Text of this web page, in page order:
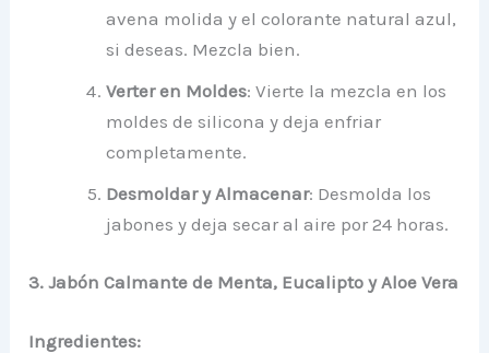
avena molida y el colorante natural azul,
si deseas. Mezcla bien.
Verter en Moldes: Vierte la mezcla en los
moldes de silicona y deja enfriar
completamente.
Desmoldar y Almacenar: Desmolda los
jabones y deja secar al aire por 24 horas.
3. Jabón Calmante de Menta, Eucalipto y Aloe Vera
Ingredientes: